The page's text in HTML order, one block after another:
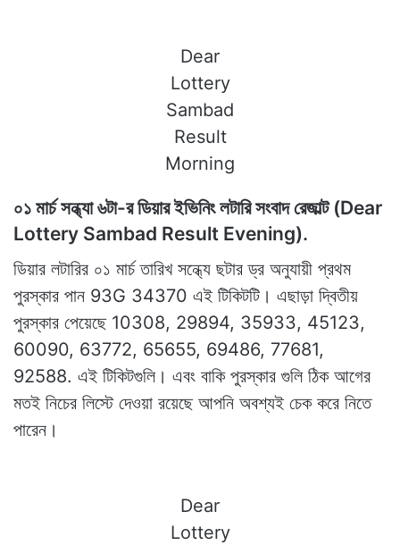
Dear
Lottery
Sambad
Result
Morning
০১ মার্চ সন্ধ্যা ৬টা-র ডিয়ার ইভিনিং লটারি সংবাদ রেজাল্ট (Dear
Lottery Sambad Result Evening).
ডিয়ার লটারির ০১ মার্চ তারিখ সন্ধ্যে ছটার ড্র অনুযায়ী প্রথম
পুরস্কার পান 93G 34370 এই টিকিটটি। এছাড়া দ্বিতীয়
পুরস্কার পেয়েছে 10308, 29894, 35933, 45123,
60090, 63772, 65655, 69486, 77681,
92588. এই টিকিটগুলি। এবং বাকি পুরস্কার গুলি ঠিক আগের
মতই নিচের লিস্টে দেওয়া রয়েছে আপনি অবশ্যই চেক করে নিতে
পারেন।
Dear
Lottery